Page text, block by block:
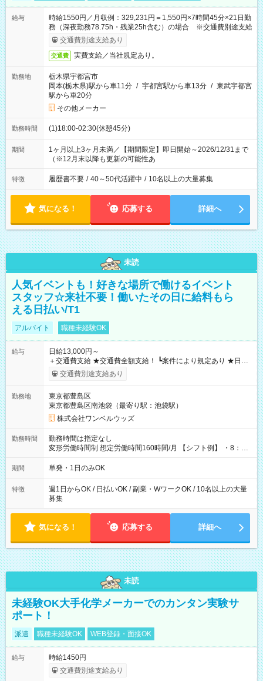
給与
時給1550円／月収例：329,231円＝1,550円×7時間45分×21日勤
務（深夜勤務78.75h・残業25h含む）の場合 ※交通費別途支給
交通費別途支給あり
交通費 実費支給／当社規定あり。
勤務地
栃木県宇都宮市
岡本(栃木県)駅から車11分 / 宇都宮駅から車13分 / 東武宇都宮
駅から車20分
その他メーカー
勤務時間 (1)18:00-02:30(休憩45分)
期間
1ヶ月以上3ヶ月未満／【期間限定】即日開始～2026/12/31まで
（※12月末以降も更新の可能性あ
特徴 履歴書不要 / 40～50代活躍中 / 10名以上の大量募集
気になる！ 応募する 詳細へ
未読
人気イベントも！好きな場所で働けるイベント
スタッフ☆来社不要！働いたその日に給料もら
える日払い/T1
アルバイト 職種未経験OK
給与
日給13,000円～
＋交通費支給 ★交通費全額支給！ ┗案件により規定あり ★日払
いOK！（規定あり） ┗働いたその日に現金GET♪ お仕事後はコ
ンビニATMから 日払い分を引き落とせます！ 【試用期間】試
交通費別途支給あり
勤務地
東京都豊島区
東京都豊島区南池袋（最寄り駅：池袋駅）
株式会社ワンベルウッズ
勤務時間
勤務時間は指定なし
変形労働時間制 想定労働時間160時間/月 【シフト例】 ・8：00
～21：00
期間 単発・1日のみOK
特徴
週1日からOK / 日払いOK / 副業・WワークOK / 10名以上の大量
募集
気になる！ 応募する 詳細へ
未読
未経験OK大手化学メーカーでのカンタン実験サ
ポート！
派遣 職種未経験OK WEB登録・面接OK
給与
時給1450円
交通費別途支給あり